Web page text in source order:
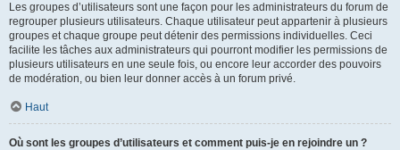
Les groupes d’utilisateurs sont une façon pour les administrateurs du forum de
regrouper plusieurs utilisateurs. Chaque utilisateur peut appartenir à plusieurs
groupes et chaque groupe peut détenir des permissions individuelles. Ceci
facilite les tâches aux administrateurs qui pourront modifier les permissions de
plusieurs utilisateurs en une seule fois, ou encore leur accorder des pouvoirs
de modération, ou bien leur donner accès à un forum privé.
Haut
Où sont les groupes d’utilisateurs et comment puis-je en rejoindre un ?